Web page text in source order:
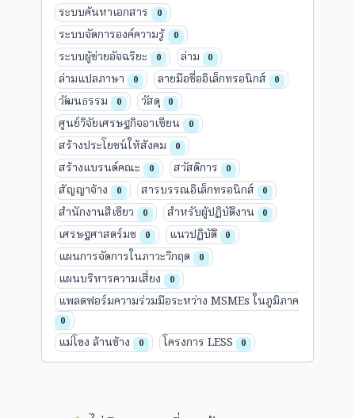
ระบบค้นหาเอกสาร 0
ระบบจัดการองค์ความรู้ 0
ระบบผู้ช่วยอัจฉริยะ 0 ล่าม 0
ล่ามแปลภาษา 0 ลายมือชื่ออิเล็กทรอนิกส์ 0
วัฒนธรรม 0 วัสดุ 0
ศูนย์วิจัยเศรษฐกิจอาเซียน 0
สร้างประโยชน์ให้สังคม 0
สร้างแบรนด์คณะ 0 สวัสดิการ 0
สัญญาจ้าง 0 สารบรรณอิเล็กทรอนิกส์ 0
สำนักงานสีเขียว 0 สำหรับผู้ปฏิบัติงาน 0
เศรษฐศาสตร์มช 0 แนวปฏิบัติ 0
แผนการจัดการในภาวะวิกฤต 0
แผนบริหารความเสี่ยง 0
แพลตฟอร์มความร่วมมือระหว่าง MSMEs ในภูมิภาค
0
แม่โขง ล้านช้าง 0 โครงการ LESS 0